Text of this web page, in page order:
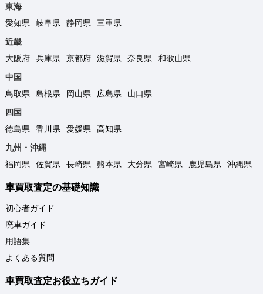
東海
愛知県
岐阜県 静岡県
三重県
近畿
大阪府
兵庫県 京都府 滋賀県 奈良県
和歌山県
中国
鳥取県
島根県 岡山県 広島県
山口県
四国
徳島県
香川県 愛媛県
高知県
九州・沖縄
福岡県
佐賀県 長崎県 熊本県 大分県 宮崎県 鹿児島県 沖縄県
車買取査定の基礎知識
初心者ガイド
廃車ガイド
用語集
よくある質問
車買取査定お役立ちガイド